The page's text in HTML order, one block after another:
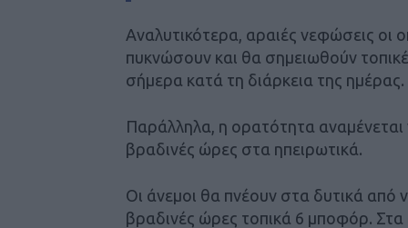
Αναλυτικότερα, αραιές νεφώσεις οι
πυκνώσουν και θα σημειωθούν
σήμερα κατά τη διάρκεια της ημέρας.
Παράλληλα, η ορατότητα αναμένεται
βραδινές ώρες στα ηπειρωτικά.
Οι άνεμοι θα πνέουν στα δυτικά από
βραδινές ώρες τοπικά 6 μποφόρ. Στα